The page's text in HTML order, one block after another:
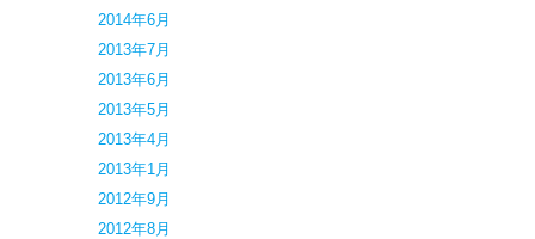
2014年6月
2013年7月
2013年6月
2013年5月
2013年4月
2013年1月
2012年9月
2012年8月